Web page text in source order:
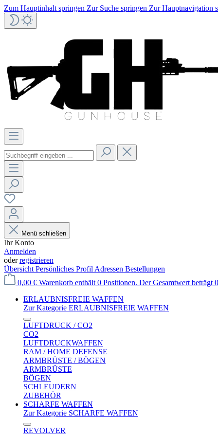
Zum Hauptinhalt springen Zur Suche springen Zur Hauptnavigation
Menü schließen
Ihr Konto
Anmelden
oderregistrieren
Übersicht Persönliches Profil Adressen Bestellungen
0,00 € Warenkorb enthält 0 Positionen. Der Gesamtwert beträgt
ERLAUBNISFREIE WAFFEN
Zur Kategorie ERLAUBNISFREIE WAFFEN
LUFTDRUCK / CO2
CO2
LUFTDRUCKWAFFEN
RAM / HOME DEFENSE
ARMBRÜSTE / BÖGEN
ARMBRÜSTE
BÖGEN
SCHLEUDERN
ZUBEHÖR
SCHARFE WAFFEN
Zur Kategorie SCHARFE WAFFEN
REVOLVER